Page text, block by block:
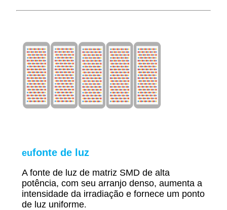
eufonte de luz
A fonte de luz de matriz SMD de alta
potência, com seu arranjo denso, aumenta a
intensidade da irradiação e fornece um ponto
de luz uniforme.